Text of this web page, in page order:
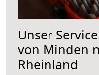
Unser
von Minden
Rheinland